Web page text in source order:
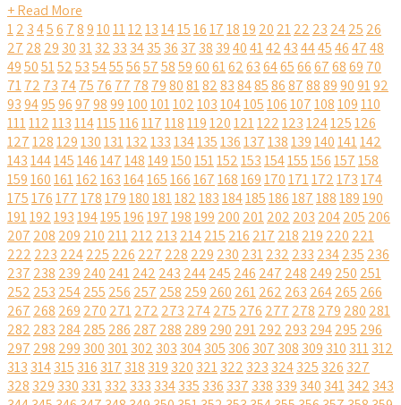
+ Read More
12 3456 78910111213141516171819 20 2122 23 2425 26
27 28 29 30 3132 33 3435 36 37 38 39404142434445464748
495051525354555657585960616263646566676869 70
7172 73 7475 76 77 78 7980818283848586878889909192
93949596979899100101102103104105106107108109110
111112113114115116117118119120121122123124125126
127128129130131132133134135136137138139140141142
143144145146147148149150151152153154155156157158
159160161162163164165166167168169170171172173174
175176177178179180181182183184185186187188189190
191192193194195196197198199 200 201202 203 204205 206
207 208 209 210 211212 213 214215 216 217 218 219 220 221
222 223 224225 226 227 228 229 230 231232 233 234235 236
237 238 239 240 241242 243 244245 246 247 248 249 250 251
252 253 254255 256 257 258 259 260 261262 263 264265 266
267 268 269 270 271272 273 274275 276 277 278 279 280 281
282 283 284285 286 287 288 289 290 291292 293 294295 296
297 298 299 300 301302 303 304305 306 307 308 309 310 311312
313 314315 316 317 318 319 320 321322 323 324325 326 327
328 329 330 331332 333 334335 336 337 338 339 340 341342 343